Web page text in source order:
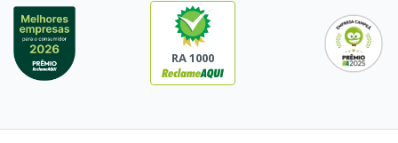
RA 1000